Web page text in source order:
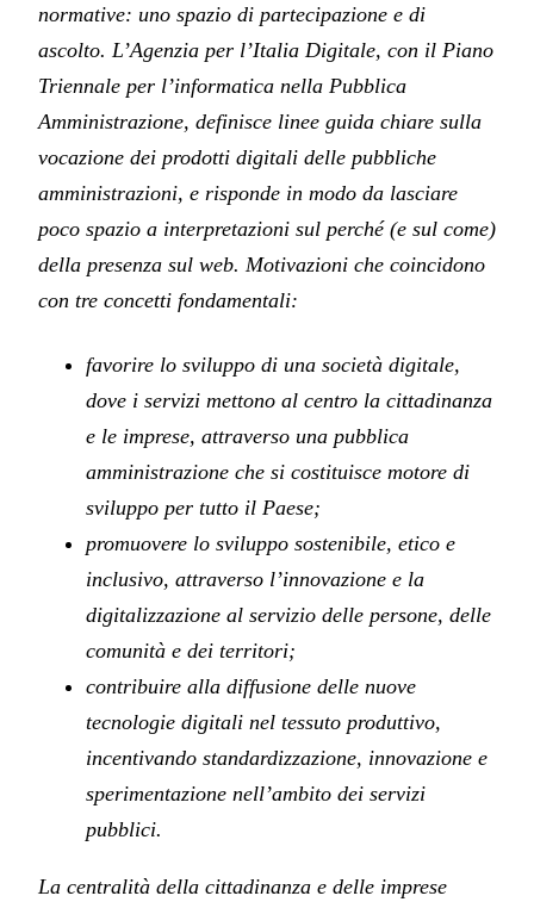
normative: uno spazio di partecipazione e di
ascolto. L’Agenzia per l’Italia Digitale, con il Piano
Triennale per l’informatica nella Pubblica
Amministrazione, definisce linee guida chiare sulla
vocazione dei prodotti digitali delle pubbliche
amministrazioni, e risponde in modo da lasciare
poco spazio a interpretazioni sul perché (e sul come)
della presenza sul web. Motivazioni che coincidono
con tre concetti fondamentali:
favorire lo sviluppo di una società digitale,
dove i servizi mettono al centro la cittadinanza
e le imprese, attraverso una pubblica
amministrazione che si costituisce motore di
sviluppo per tutto il Paese;
promuovere lo sviluppo sostenibile, etico e
inclusivo, attraverso l’innovazione e la
digitalizzazione al servizio delle persone, delle
comunità e dei territori;
contribuire alla diffusione delle nuove
tecnologie digitali nel tessuto produttivo,
incentivando standardizzazione, innovazione e
sperimentazione nell’ambito dei servizi
pubblici.
La centralità della cittadinanza e delle imprese